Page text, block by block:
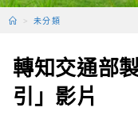
> 未分類
轉知交通部
引」影片